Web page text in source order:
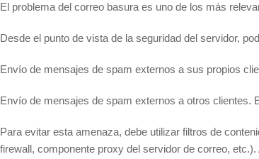
El problema del correo basura es uno de los más
Desde el punto de vista de la seguridad del servidor,
Envío de mensajes de spam externos a sus propios
Envío de mensajes de spam externos a otros clientes.
Para evitar esta amenaza, debe utilizar filtros de
firewall, componente proxy del servidor de correo,